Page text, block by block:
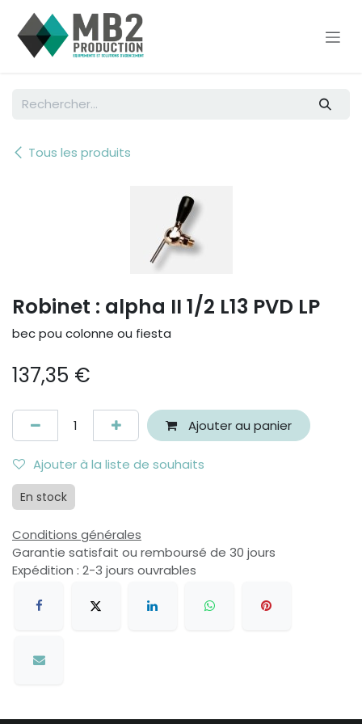
Tous les produits
Robinet : alpha II 1/2 L13 PVD LP
bec pou colonne ou fiesta
137,35 €
Ajouter au panier
Ajouter à la liste de souhaits
En stock
Conditions générales
Garantie satisfait ou remboursé de 30 jours
Expédition : 2-3 jours ouvrables